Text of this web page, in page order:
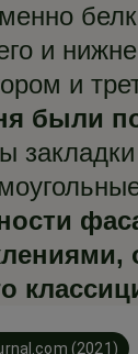
и
и
были
(2021)